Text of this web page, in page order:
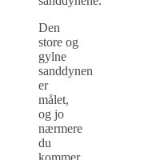
Den
store og
gylne
sanddynen
er
målet,
og jo
nærmere
du
kommer